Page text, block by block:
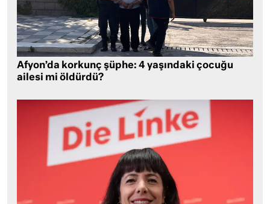
Afyon’da korkunç şüphe: 4 yaşındaki çocuğu
ailesi mi öldürdü?